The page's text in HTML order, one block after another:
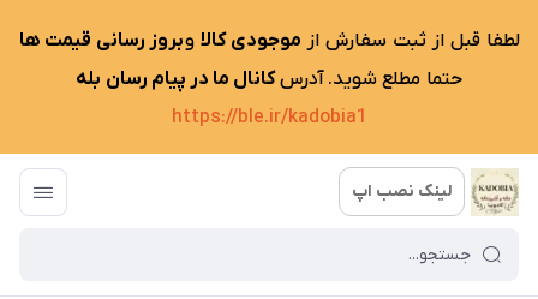
لطفا قبل از ثبت سفارش از موجودی کالا وبروز رسانی قیمت ها
حتما مطلع شوید. آدرسکانال ما در پیام رسان بله
https://ble.ir/kadobia1
لینک نصب اپ